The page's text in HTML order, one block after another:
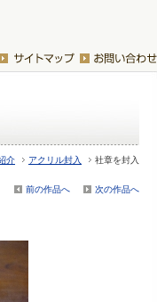
介 アクリル封入 社章を封入
前の作品へ 次の作品へ